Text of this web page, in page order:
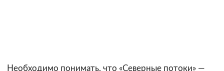
Необходимо понимать, что «Северные потоки» —